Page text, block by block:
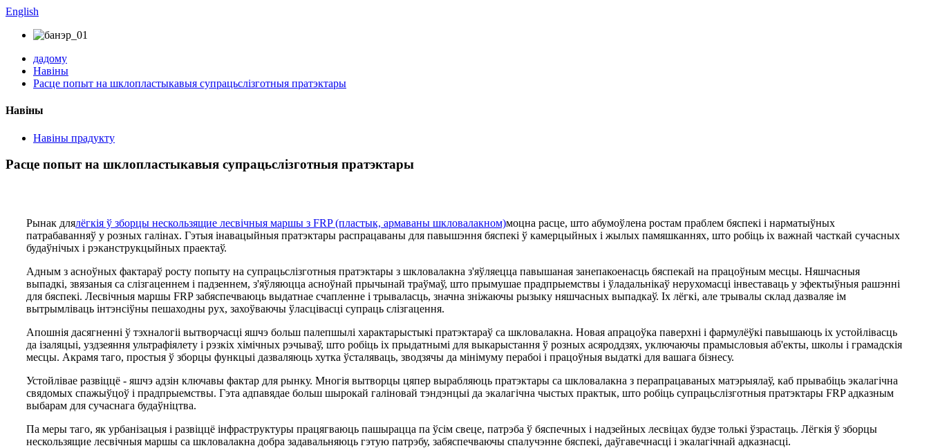
English
дадому
Навіны
Расце попыт на шклопластыкавыя супрацьслізготныя пратэктары
Навіны
Навіны прадукту
Расце попыт на шклопластыкавыя супрацьслізготныя пратэктары
Рынак длялёгкія ў зборцы нескользящие лесвічныя маршы з FRP (пластык, армаваны шкловалакном)моцна расце, што абумоўлена ростам праблем бяспекі і нарматыўных
патрабаванняў у розных галінах. Гэтыя інавацыйныя пратэктары распрацаваны для павышэння бяспекі ў камерцыйных і жылых памяшканнях, што робіць іх важнай часткай сучасных
будаўнічых і рэканструкцыйных праектаў.
Адным з асноўных фактараў росту попыту на супрацьслізготныя пратэктары з шкловалакна з'яўляецца павышаная занепакоенасць бяспекай на працоўным месцы. Няшчасныя
выпадкі, звязаныя са слізгаценнем і падзеннем, з'яўляюцца асноўнай прычынай траўмаў, што прымушае прадпрыемствы і ўладальнікаў нерухомасці інвеставаць у эфектыўныя рашэнні
для бяспекі. Лесвічныя маршы FRP забяспечваюць выдатнае счапленне і трываласць, значна зніжаючы рызыку няшчасных выпадкаў. Іх лёгкі, але трывалы склад дазваляе ім
вытрымліваць інтэнсіўны пешаходны рух, захоўваючы ўласцівасці супраць слізгацення.
Апошнія дасягненні ў тэхналогіі вытворчасці яшчэ больш палепшылі характарыстыкі пратэктараў са шкловалакна. Новая апрацоўка паверхні і фармулёўкі павышаюць іх устойлівасць
да ізаляцыі, уздзеяння ультрафіялету і рэзкіх хімічных рэчываў, што робіць іх прыдатнымі для выкарыстання ў розных асяроддзях, уключаючы прамысловыя аб'екты, школы і грамадскія
месцы. Акрамя таго, простыя ў зборцы функцыі дазваляюць хутка ўсталяваць, зводзячы да мінімуму перабоі і працоўныя выдаткі для вашага бізнесу.
Устойлівае развіццё - яшчэ адзін ключавы фактар ​​для рынку. Многія вытворцы цяпер вырабляюць пратэктары са шкловалакна з перапрацаваных матэрыялаў, каб прывабіць экалагічна
свядомых спажыўцоў і прадпрыемствы. Гэта адпавядае больш шырокай галіновай тэндэнцыі да экалагічна чыстых практык, што робіць супрацьслізготныя пратэктары FRP адказным
выбарам для сучаснага будаўніцтва.
Па меры таго, як урбанізацыя і развіццё інфраструктуры працягваюць пашырацца па ўсім свеце, патрэба ў бяспечных і надзейных лесвіцах будзе толькі ўзрастаць. Лёгкія ў зборцы
нескользящие лесвічныя маршы са шкловалакна добра задавальняюць гэтую патрэбу, забяспечваючы спалучэнне бяспекі, даўгавечнасці і экалагічнай адказнасці.